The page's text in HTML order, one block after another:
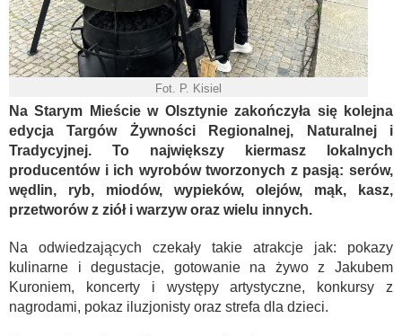
Fot. P. Kisiel
Na Starym Mieście w Olsztynie zakończyła się kolejna
edycja Targów Żywności Regionalnej, Naturalnej i
Tradycyjnej. To największy kiermasz lokalnych
producentów i ich wyrobów tworzonych z pasją: serów,
wędlin, ryb, miodów, wypieków, olejów, mąk, kasz,
przetworów z ziół i warzyw oraz wielu innych.
Na odwiedzających czekały takie atrakcje jak: pokazy
kulinarne i degustacje, gotowanie na żywo z Jakubem
Kuroniem, koncerty i występy artystyczne, konkursy z
nagrodami, pokaz iluzjonisty oraz strefa dla dzieci.